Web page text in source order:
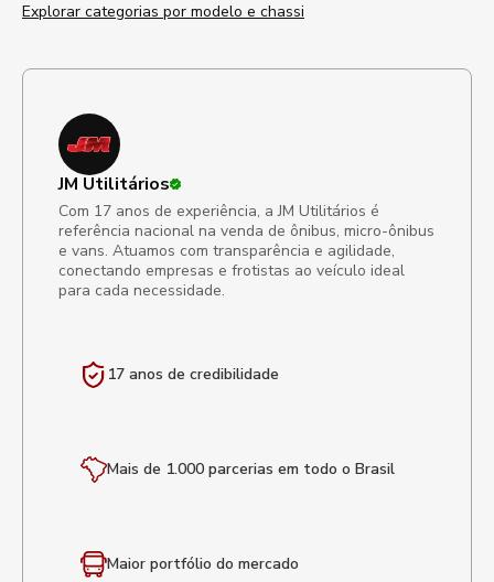
Explorar categorias por modelo e chassi
JM Utilitários
Com 17 anos de experiência, a JM Utilitários é
referência nacional na venda de ônibus, micro-ônibus
e vans. Atuamos com transparência e agilidade,
conectando empresas e frotistas ao veículo ideal
para cada necessidade.
17 anos de credibilidade
Mais de 1.000 parcerias em todo o Brasil
Maior portfólio do mercado